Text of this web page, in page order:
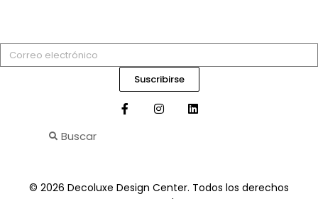
Suscribirse
© 2026 Decoluxe Design Center. Todos los derechos